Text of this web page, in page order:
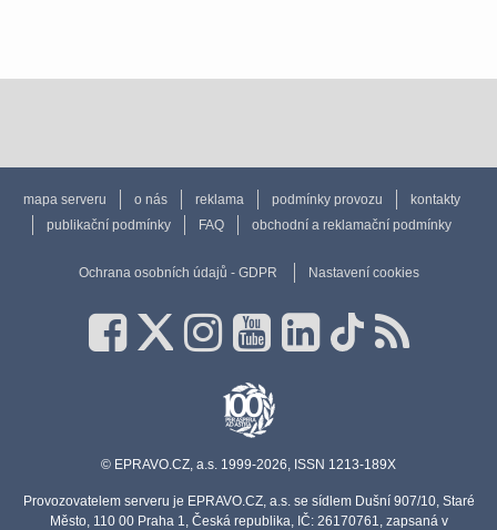
mapa serveru o nás reklama podmínky provozu
kontakty
publikační podmínky
FAQ obchodní a reklamační podmínky
Ochrana osobních údajů - GDPR Nastavení cookies
© EPRAVO.CZ, a.s. 1999-2026, ISSN 1213-189X
Provozovatelem serveru je EPRAVO.CZ, a.s. se sídlem Dušní 907/10, Staré
Město, 110 00 Praha 1, Česká republika, IČ: 26170761, zapsaná v